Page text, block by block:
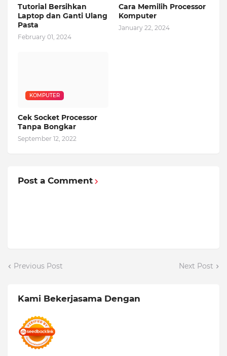
Tutorial Bersihkan
Laptop dan Ganti Ulang
Pasta
February 01, 2024
Cara Memilih Processor
Komputer
January 22, 2024
KOMPUTER
Cek Socket Processor
Tanpa Bongkar
September 12, 2022
Post a Comment
Previous Post Next Post
Kami Bekerjasama Dengan